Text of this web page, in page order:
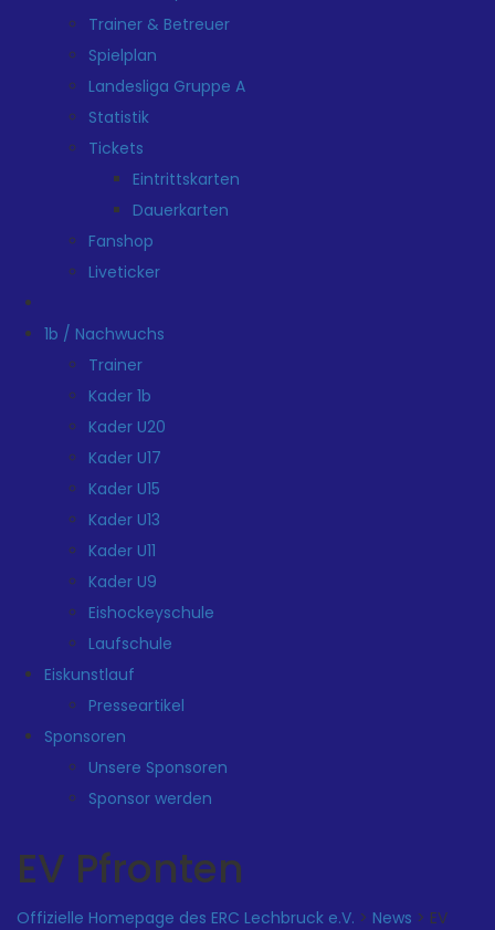
Trainer & Betreuer
Spielplan
Landesliga Gruppe A
Statistik
Tickets
Eintrittskarten
Dauerkarten
Fanshop
Liveticker
1b / Nachwuchs
Trainer
Kader 1b
Kader U20
Kader U17
Kader U15
Kader U13
Kader U11
Kader U9
Eishockeyschule
Laufschule
Eiskunstlauf
Presseartikel
Sponsoren
Unsere Sponsoren
Sponsor werden
EV Pfronten
Offizielle Homepage des ERC Lechbruck e.V. > News > EV